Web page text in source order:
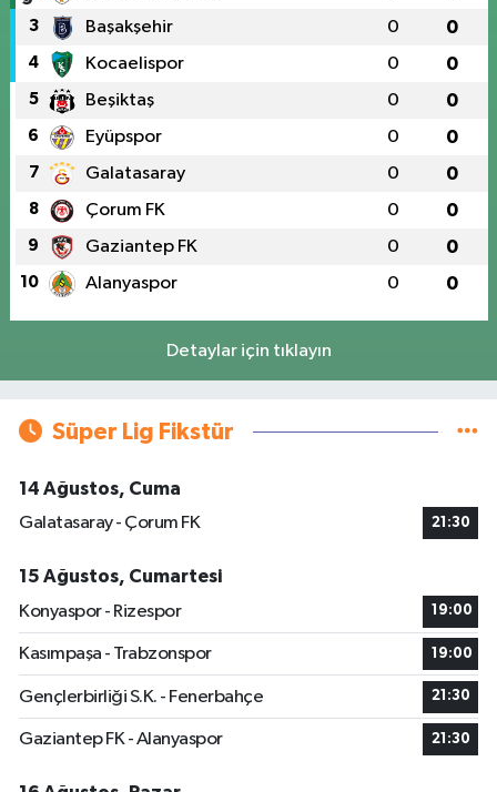
3 Başakşehir 0 0
4 Kocaelispor 0 0
5 Beşiktaş 0 0
6 Eyüpspor 0 0
7 Galatasaray 0 0
8 Çorum FK 0 0
9 Gaziantep FK 0 0
10 Alanyaspor 0 0
Detaylar için tıklayın
Süper Lig Fikstür
14 Ağustos, Cuma
Galatasaray - Çorum FK
21:30
15 Ağustos, Cumartesi
Konyaspor - Rizespor
19:00
Kasımpaşa - Trabzonspor 19:00
Gençlerbirliği S.K. - Fenerbahçe 21:30
Gaziantep FK - Alanyaspor 21:30